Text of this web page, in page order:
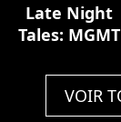
Late Night
Tales: MGMT
VOIR